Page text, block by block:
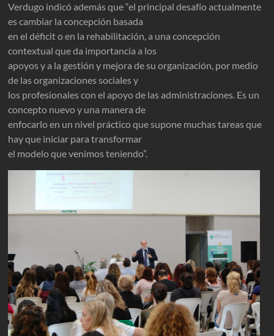
Verdugo indicó además que “el principal desafío actualmente
es cambiar la concepción basada
en el déficit o en la rehabilitación, a una concepción
contextual que da importancia a los
apoyos y a la gestión y mejora de su organización, por medio
de las organizaciones sociales y
los profesionales con el apoyo de las administraciones. Es un
concepto nuevo y una manera de
enfocarlo en un nivel práctico que supone muchas tareas que
hay que iniciar para transformar
el modelo que venimos teniendo”.